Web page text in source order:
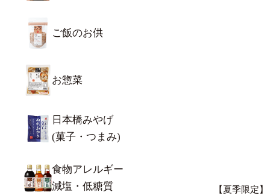
ご飯のお供
お惣菜
日本橋みやげ
(菓子・つまみ)
食物アレルギー
減塩・低糖質
【夏季限定